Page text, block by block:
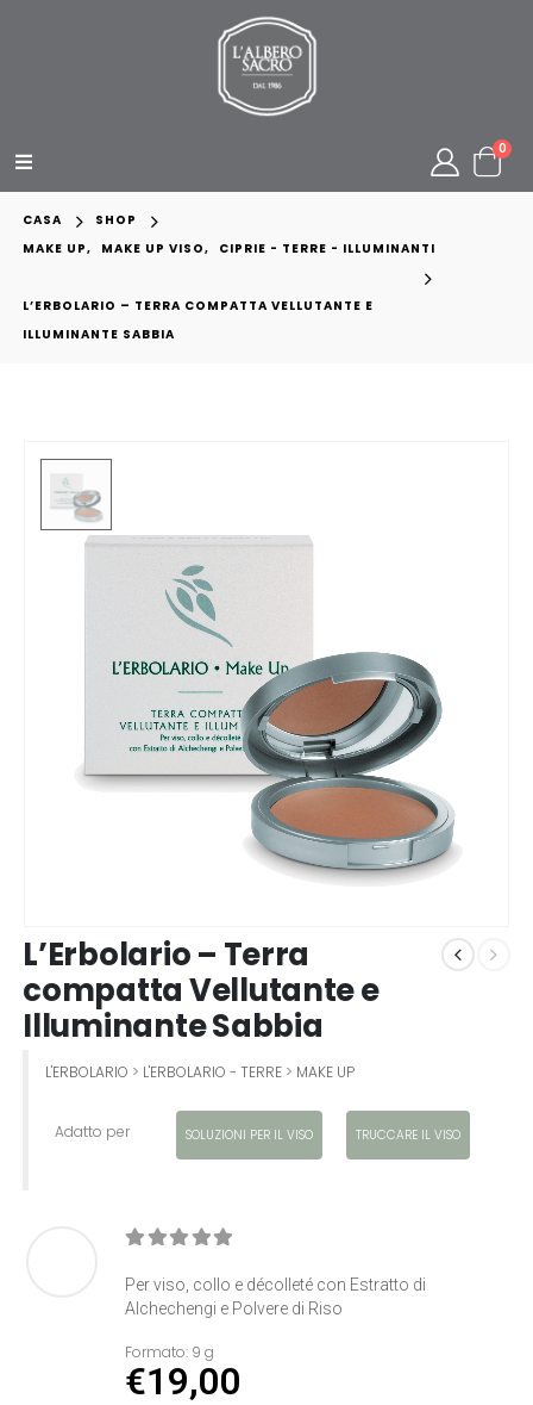
0
CASA
SHOP
MAKE UP, MAKE UP VISO, CIPRIE - TERRE - ILLUMINANTI
L’ERBOLARIO – TERRA COMPATTA VELLUTANTE E
ILLUMINANTE SABBIA
L’Erbolario – Terra
compatta Vellutante e
Illuminante Sabbia
L'ERBOLARIO > L'ERBOLARIO - TERRE> MAKE UP
Adatto per SOLUZIONI PER IL VISO TRUCCARE IL VISO
Per viso, collo e décolleté con Estratto di
Alchechengi e Polvere di Riso
Formato: 9 g
€19,00